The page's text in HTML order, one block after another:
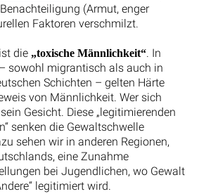
(Armut, enger
Faktoren verschmilzt.
die „toxische Männlichkeit“. In
sowohl migrantisch als auch in
Schichten – gelten Härte
von Männlichkeit. Wer sich
Gesicht. Diese „legitimierenden
senken die Gewaltschwelle
sehen wir in anderen Regionen,
eine Zunahme
bei Jugendlichen, wo Gewalt
legitimiert wird.